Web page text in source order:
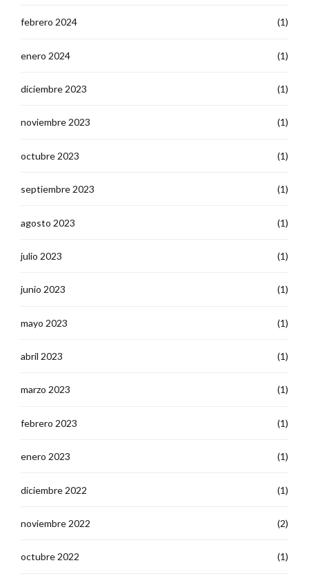
febrero 2024 (1)
enero 2024 (1)
diciembre 2023 (1)
noviembre 2023 (1)
octubre 2023 (1)
septiembre 2023 (1)
agosto 2023 (1)
julio 2023 (1)
junio 2023 (1)
mayo 2023 (1)
abril 2023 (1)
marzo 2023 (1)
febrero 2023 (1)
enero 2023 (1)
diciembre 2022 (1)
noviembre 2022 (2)
octubre 2022 (1)